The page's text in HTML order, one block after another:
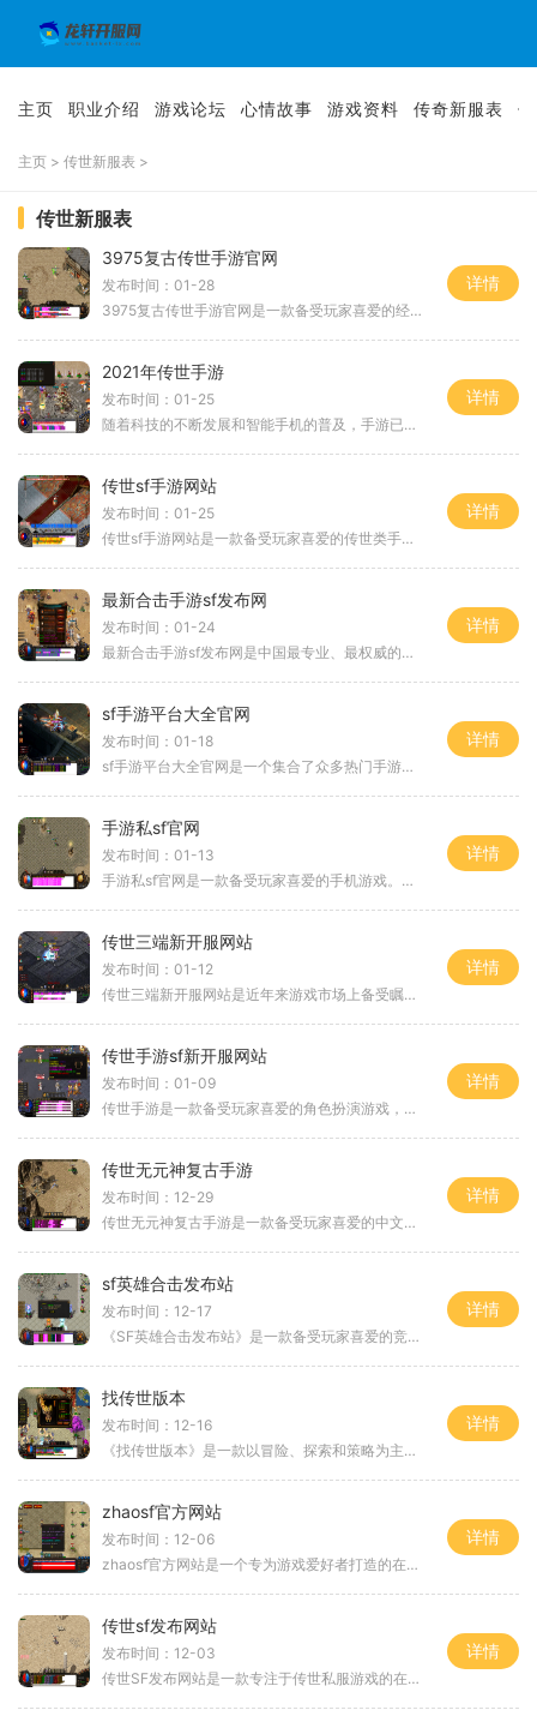
主页 职业介绍 游戏论坛 心情故事 游戏资料 传奇新服表
主页 > 传世新服表 >
传世新服表
3975复古传世手游官网
发布时间：01-28
3975复古传世手游官网是一款备受玩家喜爱的经典角色扮演游戏。本游戏拥有精美细腻的画面、丰富多样的玩法以及刺激好玩的战斗系统，让玩家沉浸于一个充满冒险与挑战的游戏世界中
详情
2021年传世手游
发布时间：01-25
随着科技的不断发展和智能手机的普及，手游已经成为许多年轻人休闲娱乐的首选。而在2021年，传世手游成为众多游戏爱好者最期待的一款作品。它以其丰富的游戏内容、精美的画面和
详情
传世sf手游网站
发布时间：01-25
传世sf手游网站是一款备受玩家喜爱的传世类手游，将经典的传世游戏搬上了移动手机平台，为广大玩家提供了一个随时随地畅游江湖的机会。本文将详细介绍传世sf手游网站的具体玩法
详情
最新合击手游sf发布网
发布时间：01-24
最新合击手游sf发布网是中国最专业、最权威的手游发布网站之一。该网站集合了各类最新、最火爆的合击手游，为广大手游玩家提供了一个广阔的选择空间。无论你是新手还是老玩家，
详情
sf手游平台大全官网
发布时间：01-18
sf手游平台大全官网是一个集合了众多热门手游的平台，为玩家提供了丰富多样的游戏选择，让玩家能够轻松畅享游戏乐趣。下面将为大家介绍该平台和其中一些热门游戏的具体玩法。
详情
手游私sf官网
发布时间：01-13
手游私sf官网是一款备受玩家喜爱的手机游戏。游戏以私服的形式而闻名，给玩家提供了一个精彩纷呈的游戏世界。游戏的玩法非常丰富多样，让玩家可以尽情享受游戏的乐趣。手游私
详情
传世三端新开服网站
发布时间：01-12
传世三端新开服网站是近年来游戏市场上备受瞩目的一款游戏，它以其创新的玩法和精致的画面赢得了无数玩家的追捧。下面，我们就来详细介绍一下这款游戏的具体玩法。传世三端新
详情
传世手游sf新开服网站
发布时间：01-09
传世手游是一款备受玩家喜爱的角色扮演游戏，随着新开服网站的上线，玩家们将有机会体验到更多精彩的游戏内容。新开服网站不仅提供了更稳定的服务器，还加入了更多的特色玩法
详情
传世无元神复古手游
发布时间：12-29
传世无元神复古手游是一款备受玩家喜爱的中文手游，以其独特的玩法和精致的画面，吸引了大量的玩家。这款游戏是以传奇经典为蓝本，并加入了新的元素，使得游戏更加有趣和刺激
详情
sf英雄合击发布站
发布时间：12-17
《SF英雄合击发布站》是一款备受玩家喜爱的竞技类游戏。本文将为大家详细介绍游戏的具体玩法，让大家更好地了解这款游戏。每个玩家都能选择一个自己喜欢的英雄角色，每个英雄都
详情
找传世版本
发布时间：12-16
《找传世版本》是一款以冒险、探索和策略为主题的中文游戏。游戏中的玩家将扮演一位勇敢的冒险者，穿越神秘的世界，寻找珍贵的传世版本。本文将为大家介绍该游戏的具体玩法。
详情
zhaosf官方网站
发布时间：12-06
zhaosf官方网站是一个专为游戏爱好者打造的在线游戏平台。作为一个综合性游戏网站，zhaosf提供了丰富多样的游戏选择，涵盖了各类热门游戏类型，旨在为玩家们带来高质量、刺激有趣
详情
传世sf发布网站
发布时间：12-03
传世SF发布网站是一款专注于传世私服游戏的在线游戏平台。无论您是传世sf的老玩家还是新手玩家，这个网站都能满足您的需求。在这个平台上，您可以找到最新、最热门的传世sf游戏
详情